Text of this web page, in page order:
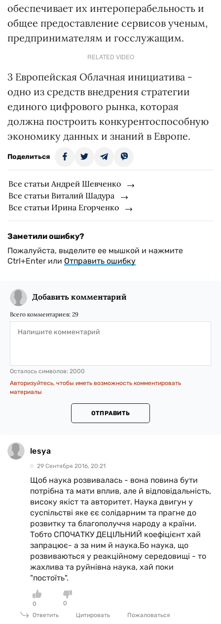
обеспечивает их интероперабельность и
общее предоставление сервисов ученым,
предпринимателям и госслужащим.
RELATED VIDEO
3 Европейская Облачная инициатива -
одно из средств внедрения стратегии
единого цифрового рынка, которая
должна построить конкурентоспособную
экономику данных и знаний в Европе.
Поделиться
Все статьи Андрей Шевченко
Все статьи Виталий Шадура
Все статьи Ирина Егорченко
Заметили ошибку?
Пожалуйста, выделите ее мышкой и нажмите
Ctrl+Enter или Отправить ошибку
Добавить комментарий
Всего комментариев: 29
Осталось символов: 2000
Авторизуйтесь, чтобы иметь возможность комментировать
материалы
ОТПРАВИТЬ
lesya
29 Сентября 2016, 20:21
Щоб наука розвивалась - вона повина бути
потрібна та мати вплив, але й відповідальність,
високу якіст та авторитет. Наука двигун у
суспільстві яке єє солідарним та прагне до
розвитку та благополуччя народу а країни.
Тобто СПОЧАТКУ ДЕЦІЛЬНИЙ коефіцієнт хай
запрацює- а за ним й наука.Бо наука, що
розвиваються у реакційному середовищі - то
жахлива та руйнівна наука, хай поки
"постоїть".
0
0
Ответить
Цитировать Пожаловаться